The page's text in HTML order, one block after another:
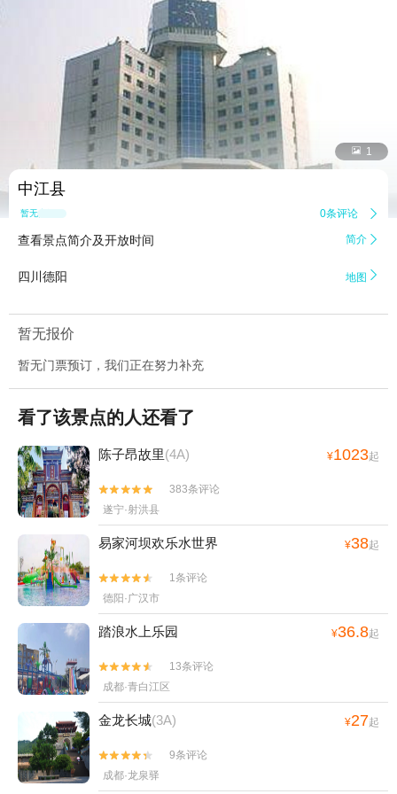
 1
中江县
暂无点评 0条评论 
查看景点简介及开放时间 简介 
四川德阳 地图 
暂无报价
暂无门票预订，我们正在努力补充
看了该景点的人还看了
陈子昂故里(4A) ¥1023起


383条评论
遂宁·射洪县
易家河坝欢乐水世界 ¥38起


1条评论
德阳·广汉市
踏浪水上乐园 ¥36.8起


13条评论
成都·青白江区
金龙长城(3A) ¥27起


9条评论
成都·龙泉驿